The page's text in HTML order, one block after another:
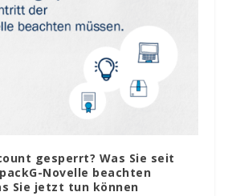
gesperrt? Was Sie seit
Novelle beachten
Sie jetzt tun können